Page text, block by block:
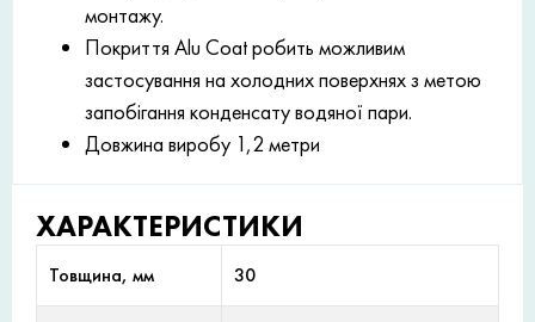
монтажу.
Покриття Alu Coat робить можливим
застосування на холодних поверхнях з метою
запобігання конденсату водяної пари.
Довжина виробу 1,2 метри
ХАРАКТЕРИСТИКИ
Товщина, мм 30